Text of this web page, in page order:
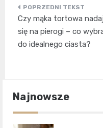
Nawigacja
wpisu
Czy mąka tortowa
się na pierogi – co
do idealnego ciasta?
Najnowsze